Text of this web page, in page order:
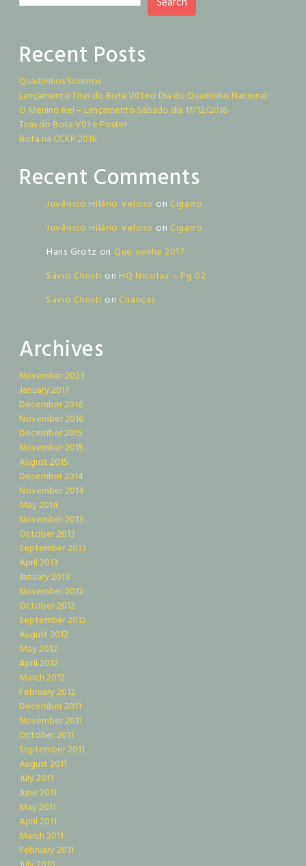
Recent Posts
Quadrinhos Sonoros
Lançamento Tiras do Bota V01 no Dia do Quadrinho Nacional
O Menino Rei – Lançamento Sábado dia 17/12/2016
Tiras do Bota V01 e Poster
Bota na CCXP 2016
Recent Comments
Juvêncio Hilário Veloso on Cigarro
Juvêncio Hilário Veloso on Cigarro
Hans Grotz on Que venha 2017
Sávio Christi on HQ Nicolau – Pg 02
Sávio Christi on Crianças
Archives
November 2023
January 2017
December 2016
November 2016
December 2015
November 2015
August 2015
December 2014
November 2014
May 2014
November 2013
October 2013
September 2013
April 2013
January 2013
November 2012
October 2012
September 2012
August 2012
May 2012
April 2012
March 2012
February 2012
December 2011
November 2011
October 2011
September 2011
August 2011
July 2011
June 2011
May 2011
April 2011
March 2011
February 2011